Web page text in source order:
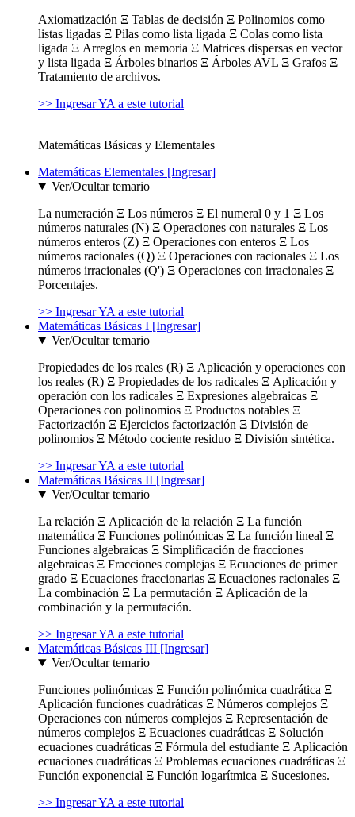
Axiomatización Ξ Tablas de decisión Ξ Polinomios como
listas ligadas Ξ Pilas como lista ligada Ξ Colas como lista
ligada Ξ Arreglos en memoria Ξ Matrices dispersas en vector
y lista ligada Ξ Árboles binarios Ξ Árboles AVL Ξ Grafos Ξ
Tratamiento de archivos.
>> Ingresar YA a este tutorial
Matemáticas Básicas y Elementales
Matemáticas Elementales [Ingresar]
Ver/Ocultar temario
La numeración Ξ Los números Ξ El numeral 0 y 1 Ξ Los
números naturales (N) Ξ Operaciones con naturales Ξ Los
números enteros (Z) Ξ Operaciones con enteros Ξ Los
números racionales (Q) Ξ Operaciones con racionales Ξ Los
números irracionales (Q') Ξ Operaciones con irracionales Ξ
Porcentajes.
>> Ingresar YA a este tutorial
Matemáticas Básicas I [Ingresar]
Ver/Ocultar temario
Propiedades de los reales (R) Ξ Aplicación y operaciones con
los reales (R) Ξ Propiedades de los radicales Ξ Aplicación y
operación con los radicales Ξ Expresiones algebraicas Ξ
Operaciones con polinomios Ξ Productos notables Ξ
Factorización Ξ Ejercicios factorización Ξ División de
polinomios Ξ Método cociente residuo Ξ División sintética.
>> Ingresar YA a este tutorial
Matemáticas Básicas II [Ingresar]
Ver/Ocultar temario
La relación Ξ Aplicación de la relación Ξ La función
matemática Ξ Funciones polinómicas Ξ La función lineal Ξ
Funciones algebraicas Ξ Simplificación de fracciones
algebraicas Ξ Fracciones complejas Ξ Ecuaciones de primer
grado Ξ Ecuaciones fraccionarias Ξ Ecuaciones racionales Ξ
La combinación Ξ La permutación Ξ Aplicación de la
combinación y la permutación.
>> Ingresar YA a este tutorial
Matemáticas Básicas III [Ingresar]
Ver/Ocultar temario
Funciones polinómicas Ξ Función polinómica cuadrática Ξ
Aplicación funciones cuadráticas Ξ Números complejos Ξ
Operaciones con números complejos Ξ Representación de
números complejos Ξ Ecuaciones cuadráticas Ξ Solución
ecuaciones cuadráticas Ξ Fórmula del estudiante Ξ Aplicación
ecuaciones cuadráticas Ξ Problemas ecuaciones cuadráticas Ξ
Función exponencial Ξ Función logarítmica Ξ Sucesiones.
>> Ingresar YA a este tutorial